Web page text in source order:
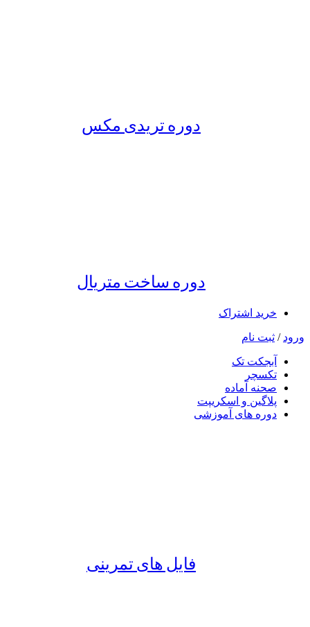
دوره تریدی مکس
دوره ساخت متریال
خرید اشتراک
ورود / ثبت نام
آبجکت تک
تکسچر
صحنه آماده
پلاگین و اسکریپت
دوره های آموزشی
فایل های تمرینی